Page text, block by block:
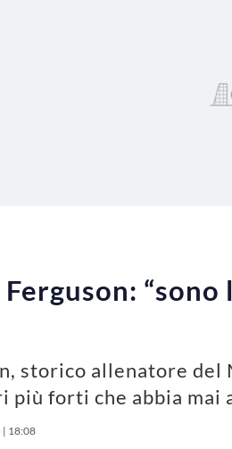
storico allenatore
più forti che abbia mai
| 18:08